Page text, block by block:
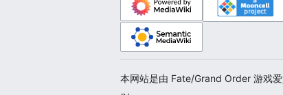
本网站是由 Fate/Grand Order 游戏